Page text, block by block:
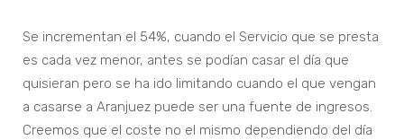
Se incrementan el 54%, cuando el Servicio que se presta
es cada vez menor, antes se podían casar el día que
quisieran pero se ha ido limitando cuando el que vengan
a casarse a Aranjuez puede ser una fuente de ingresos.
Creemos que el coste no el mismo dependiendo del día